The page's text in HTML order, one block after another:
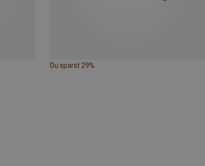
Du sparst 29%